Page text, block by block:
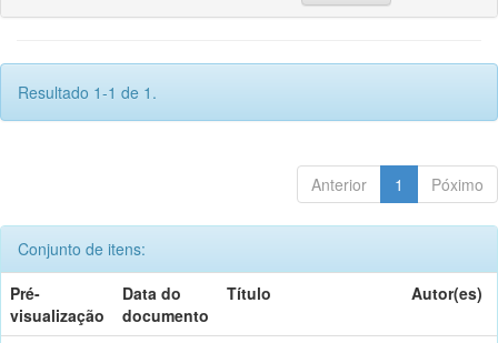
Resultado 1-1 de 1.
Anterior 1 Póximo
Conjunto de itens:
Pré-
visualização
Data do
documento
Título Autor(es)